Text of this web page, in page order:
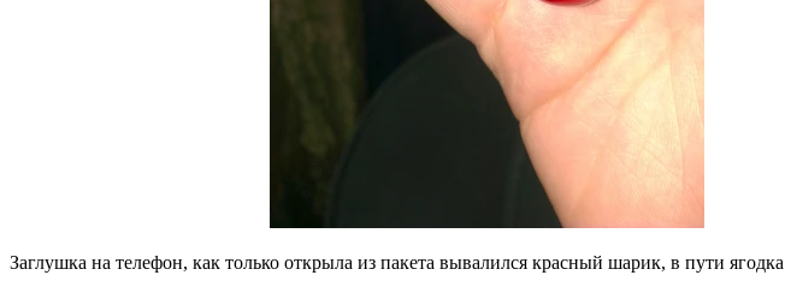
Заглушка на телефон, как только открыла из пакета вывалился красный шарик, в пути